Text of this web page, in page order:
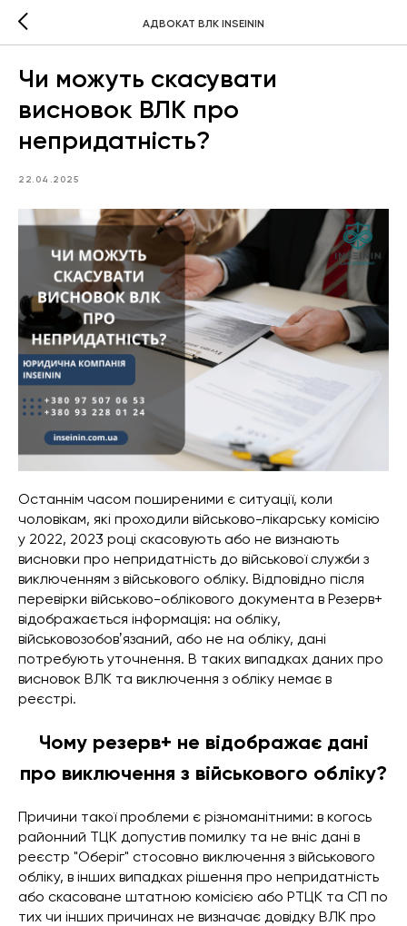
АДВОКАТ ВЛК INSEININ
Чи можуть скасувати
висновок ВЛК про
непридатність?
22.04.2025
Останнім часом поширеними є ситуації, коли
чоловікам, які проходили військово-лікарську комісію
у 2022, 2023 році скасовують або не визнають
висновки про непридатність до військової служби з
виключенням з військового обліку. Відповідно після
перевірки військово-облікового документа в Резерв+
відображається інформація: на обліку,
військовозобовʼязаний, або не на обліку, дані
потребують уточнення. В таких випадках даних про
висновок ВЛК та виключення з обліку немає в
реєстрі.
Чому резерв+ не відображає дані
про виключення з військового обліку?
Причини такої проблеми є різноманітними: в когось
районний ТЦК допустив помилку та не вніс дані в
реєстр "Оберіг" стосовно виключення з військового
обліку, в інших випадках рішення про непридатність
або скасоване штатною комісією або РТЦК та СП по
тих чи інших причинах не визначає довідку ВЛК про